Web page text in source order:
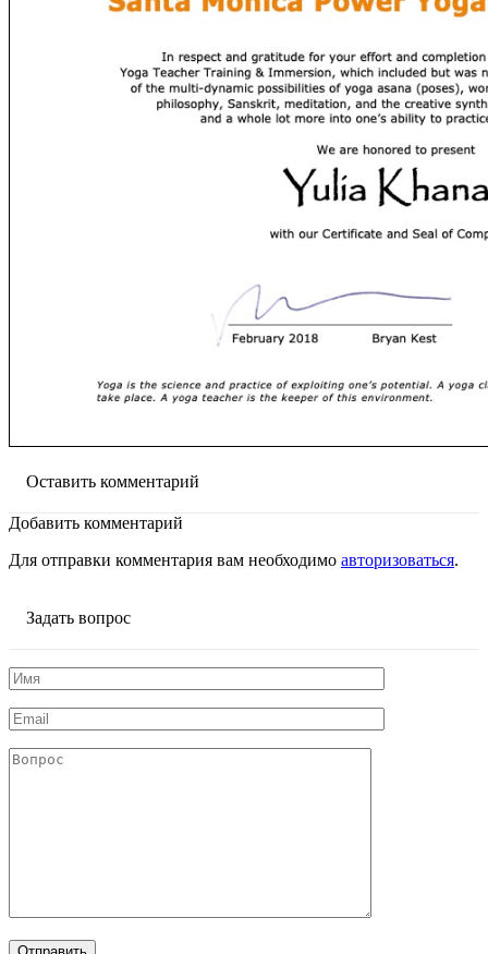
Оставить комментарий
Добавить комментарий
Для отправки комментария вам необходимо авторизоваться.
Задать вопрос